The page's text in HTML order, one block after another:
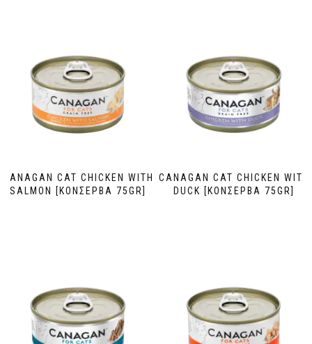
CANAGAN CAT CHICKEN WITH
SALMON [ΚΟΝΣΕΡΒΑ 75GR]
CANAGAN CAT CHICKEN WITH
DUCK [ΚΟΝΣΕΡΒΑ 75GR]